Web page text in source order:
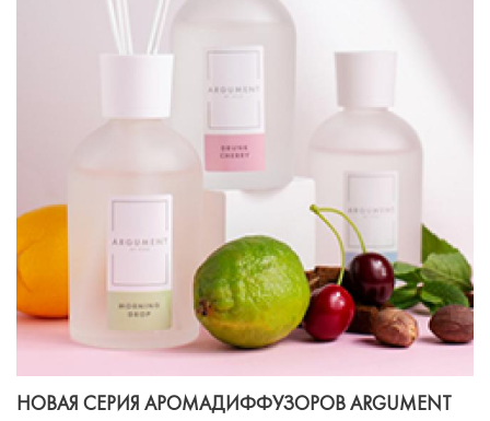
НОВАЯ СЕРИЯ АРОМАДИФФУЗОРОВ ARGUMENT